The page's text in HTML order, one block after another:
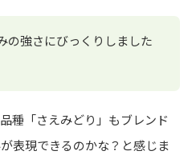
の強さにびっくりしました
種「さえみどり」もブレンド
表現できるのかな？と感じま